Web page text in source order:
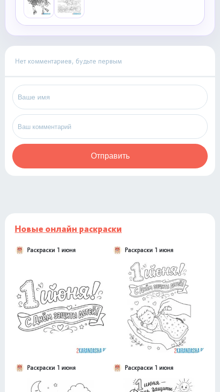
Нет комментариев, будьте первым
Отправить
Новые онлайн раскраски
Раскраски 1 июня Раскраски 1 июня
Раскраски 1 июня Раскраски 1 июня